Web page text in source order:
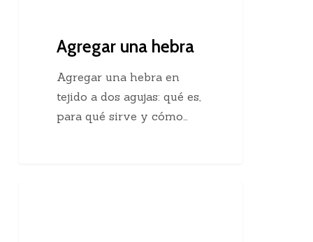
Agregar una hebra
Agregar una hebra en
tejido a dos agujas: qué es,
para qué sirve y cómo…